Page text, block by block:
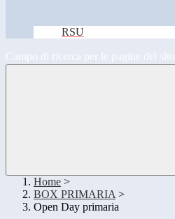
RSU
Campo di ricerca per le pagine del sito
Home >
BOX PRIMARIA >
Open Day primaria